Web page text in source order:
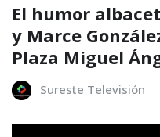
El humor
y Marce
Plaza Miguel
Sureste Televisión